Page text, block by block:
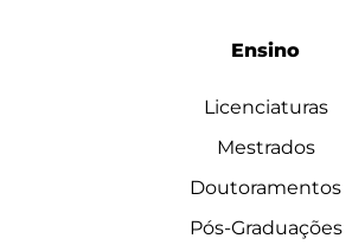
Ensino
Licenciaturas
Mestrados
Doutoramentos
Pós-Graduações